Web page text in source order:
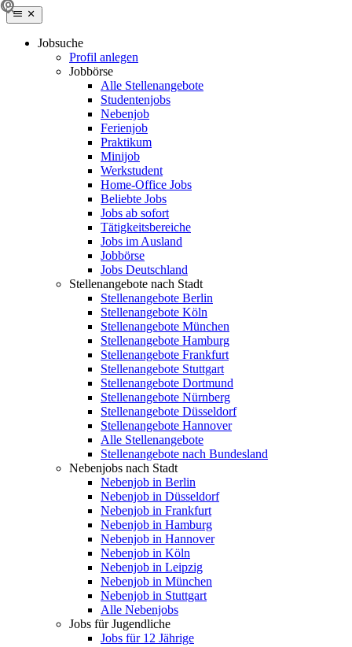
Jobsuche
Profil anlegen
Jobbörse
Alle Stellenangebote
Studentenjobs
Nebenjob
Ferienjob
Praktikum
Minijob
Werkstudent
Home-Office Jobs
Beliebte Jobs
Jobs ab sofort
Tätigkeitsbereiche
Jobs im Ausland
Jobbörse
Jobs Deutschland
Stellenangebote nach Stadt
Stellenangebote Berlin
Stellenangebote Köln
Stellenangebote München
Stellenangebote Hamburg
Stellenangebote Frankfurt
Stellenangebote Stuttgart
Stellenangebote Dortmund
Stellenangebote Nürnberg
Stellenangebote Düsseldorf
Stellenangebote Hannover
Alle Stellenangebote
Stellenangebote nach Bundesland
Nebenjobs nach Stadt
Nebenjob in Berlin
Nebenjob in Düsseldorf
Nebenjob in Frankfurt
Nebenjob in Hamburg
Nebenjob in Hannover
Nebenjob in Köln
Nebenjob in Leipzig
Nebenjob in München
Nebenjob in Stuttgart
Alle Nebenjobs
Jobs für Jugendliche
Jobs für 12 Jährige